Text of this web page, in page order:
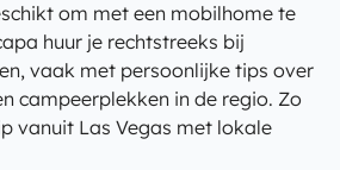
om met een mobilhome te
huur je rechtstreeks bij
vaak met persoonlijke tips over
campeerplekken in de regio. Zo
vanuit Las Vegas met lokale